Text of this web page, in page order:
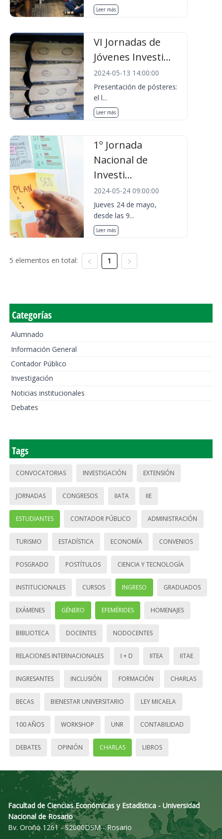
Leer más
VI Jornadas de
Jóvenes Investi...
2024-05-13 14:00:00
Presentación de pósteres:
el l...
Leer más
1º Jornada
Nacional de
Investi...
2024-05-24 09:00:00
Jueves 24 de mayo,
desde las 9...
Leer más
5 elementos en total: 1
Categorías
Alumnado
Información General
Contador Público
Investigación
Noticias institucionales
Debates
Tags
CONVOCATORIAS INVESTIGACIÓN EXTENSIÓN
JORNADAS CONGRESOS IIATA IIE
ESTUDIANTES CONTADOR PÚBLICO ADMINISTRACIÓN
TURISMO ESTADÍSTICA ECONOMÍA CONVENIOS
POSGRADO POSTÍTULOS CIENCIA Y TECNOLOGÍA
INSTITUCIONALES CURSOS INGRESO GRADUADOS
EXÁMENES GÉNERO EFEMÉRIDES HOMENAJES
BIBLIOTECA DOCENTES NODOCENTES
RELACIONES INTERNACIONALES I + D IITEA IITAE
INGRESANTES INCLUSIÓN FORMACIÓN CHARLAS
BECAS BIENESTAR UNIVERSITARIO LEY MICAELA
100 AÑOS WORKSHOP UNR CONTABILIDAD
DEBATES OPINIÓN CHARLAS LIBROS
Facultad de Ciencias Económicas y Estadística - Universidad
Nacional de Rosario
Bv. Oroño 1261 - S2000DSM - Rosario